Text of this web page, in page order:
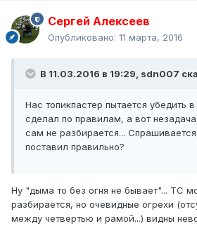
Сергей Алексеев
Опубликовано: 11 марта, 2016
В 11.03.2016 в 19:29, sdn007
Нас топикпастер пытается убедить
сделал по правилам, а вот
сам не разбирается...
поставил правильно?
Ну "дыма то без огня не бывает"... ТС
разбирается, но очевидные огрехи
между четвертью и рамой...) видны